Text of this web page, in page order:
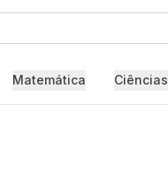
Matemática Ciências